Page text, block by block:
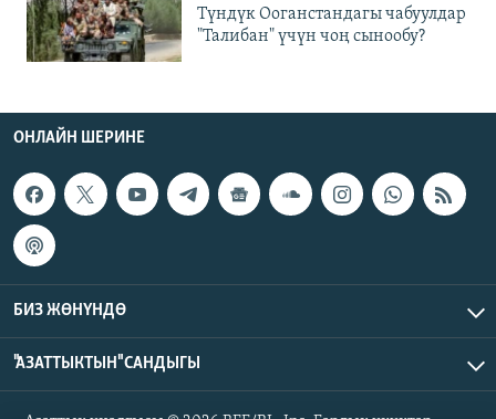
Түндүк Ооганстандагы чабуулдар
"Талибан" үчүн чоң сынообу?
ОНЛАЙН ШЕРИНЕ
БИЗ ЖӨНҮНДӨ
"АЗАТТЫКТЫН" САНДЫГЫ